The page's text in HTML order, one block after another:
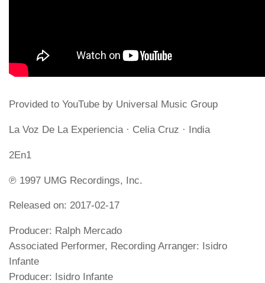
Provided to YouTube by Universal Music Group
La Voz De La Experiencia · Celia Cruz · India
2En1
℗ 1997 UMG Recordings, Inc.
Released on: 2017-02-17
Producer: Ralph Mercado
Associated Performer, Recording Arranger: Isidro
Infante
Producer: Isidro Infante